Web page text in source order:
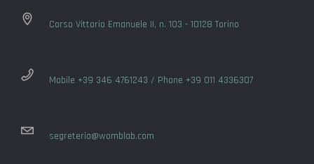
Corso Vittorio Emanuele II, n. 103 - 10128 Torino
Mobile +39 346 4761243 / Phone +39 011 4336307
segreteria@womblab.com